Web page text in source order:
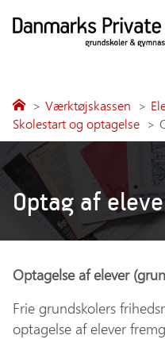
Værktøjskassen
Skolestart og optagelse
Optag af
Optagelse af elever
Frie grundskolers
optagelse af elever